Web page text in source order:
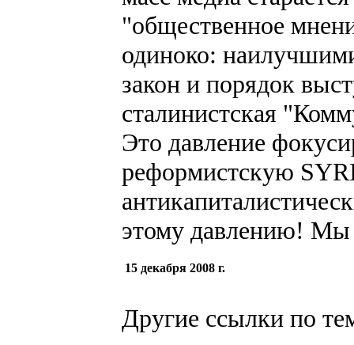
"общественное
одиноко:
закон и порядок
сталинистская
Это давление
реформистскую
этому давлению!
15 декабря 2008 г.
Другие ссылки по